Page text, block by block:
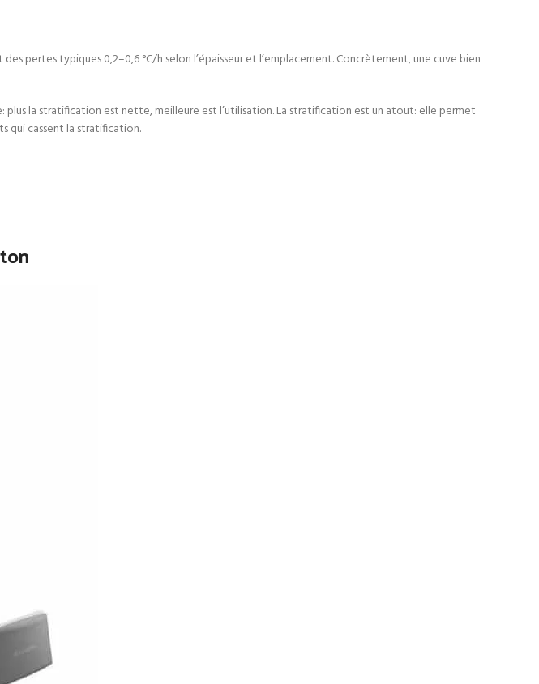
pertes typiques 0,2–0,6 °C/h selon l’épaisseur et l’emplacement. Concrètement, une cuve bien
la stratification est nette, meilleure est l’utilisation. La stratification est un atout: elle permet
qui cassent la stratification.